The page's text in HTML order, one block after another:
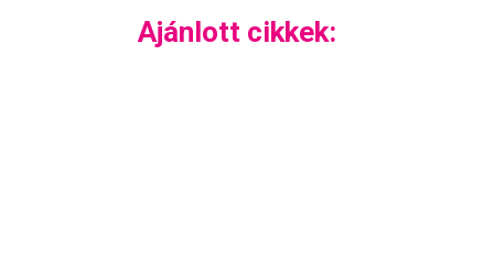
Ajánlott cikkek: